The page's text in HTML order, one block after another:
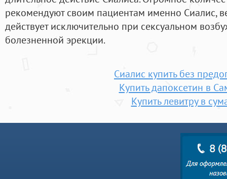
рекомендуют своим пациентам именно Сиалис,
действует исключительно при сексуальном
болезненной эрекции.
Сиалис купить без
Купить дапоксетин в
Купить левитру в